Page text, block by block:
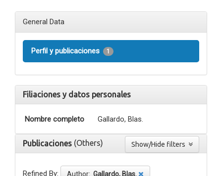
General Data
Perfil y publicaciones 1
Filiaciones y datos personales
Nombre completo Gallardo, Blas.
Publicaciones (Others)
Refined By: Author: Gallardo, Blas.